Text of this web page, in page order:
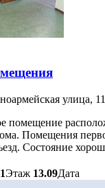
улица,
помещение
Помещения
Состояние
1Этаж 13.09Дата